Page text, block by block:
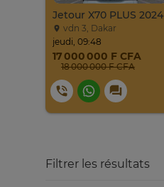
Jetour X70 PLUS 2024
vdn 3, Dakar
jeudi, 09:48
17 000 000 F CFA
18 000 000 F CFA
Filtrer les résultats